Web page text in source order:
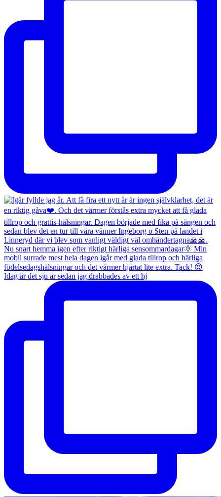
Idag är det sju år sedan jag drabbades av ett hj